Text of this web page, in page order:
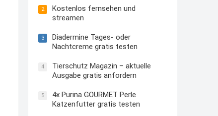
2
Kostenlos fernsehen und
streamen
3
Diadermine Tages- oder
Nachtcreme gratis testen
4
Tierschutz Magazin – aktuelle
Ausgabe gratis anfordern
5
4x Purina GOURMET Perle
Katzenfutter gratis testen